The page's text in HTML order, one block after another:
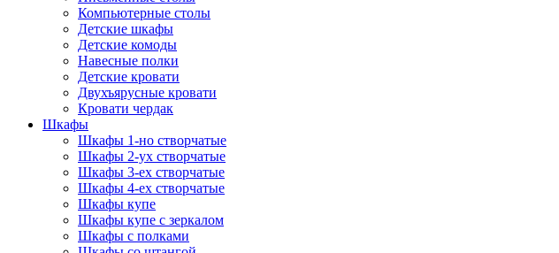
Компьютерные столы
Детские шкафы
Детские комоды
Навесные полки
Детские кровати
Двухъярусные кровати
Кровати чердак
Шкафы
Шкафы 1-но створчатые
Шкафы 2-ух створчатые
Шкафы 3-ех створчатые
Шкафы 4-ех створчатые
Шкафы купе
Шкафы купе с зеркалом
Шкафы с полками